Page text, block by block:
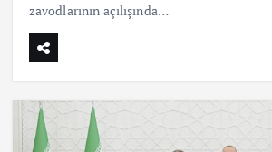
zavodlarının açılışında…